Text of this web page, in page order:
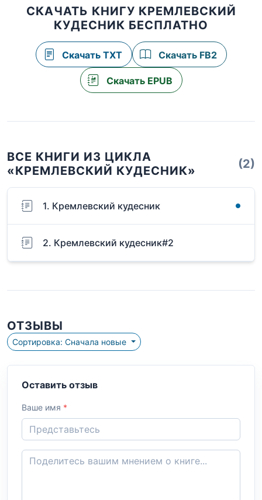
СКАЧАТЬ КНИГУ КРЕМЛЕВСКИЙ
КУДЕСНИК БЕСПЛАТНО
Скачать TXT Скачать FB2
Скачать EPUB
ВСЕ КНИГИ ИЗ ЦИКЛА
«КРЕМЛЕВСКИЙ КУДЕСНИК»
(2)
1. Кремлевский кудесник
2. Кремлевский кудесник#2
ОТЗЫВЫ
Сортировка: Сначала новые
Оставить отзыв
Ваше имя *